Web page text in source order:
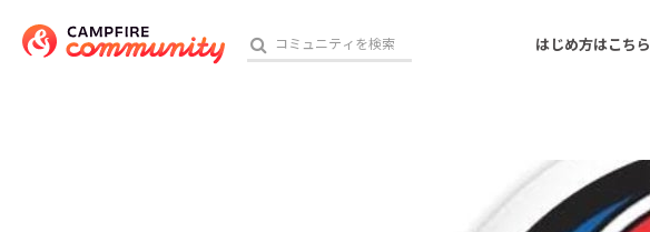
はじめ方はこちら
おすすめのコミュニティ